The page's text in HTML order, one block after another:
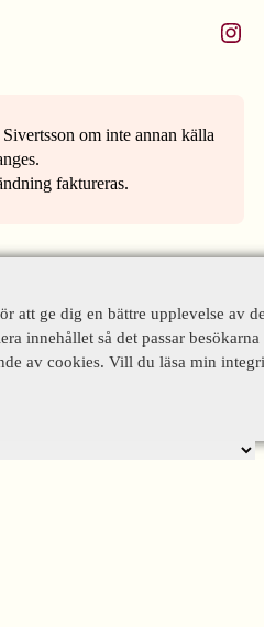
Instagram
om inte annan källa
faktureras.
att ge dig en bättre upplevelse av
innehållet så det passar
av cookies. Vill du läsa min